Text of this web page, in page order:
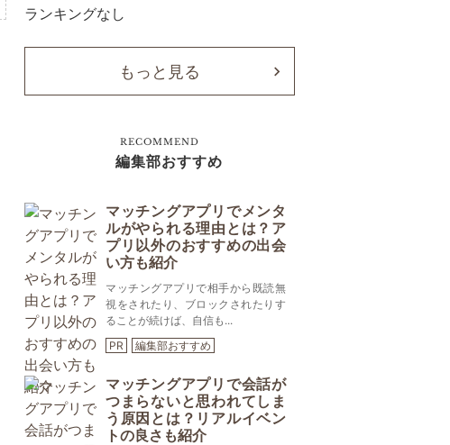
ランキングなし
もっと見る
RECOMMEND
編集部おすすめ
マッチングアプリでメンタ
ルがやられる理由とは？ア
プリ以外のおすすめの出会
い方も紹介
マッチングアプリで相手から既読無
視をされたり、ブロックされたりす
ることが続けば、自信も...
PR
編集部おすすめ
マッチングアプリで会話が
つまらないと思われてしま
う原因とは？リアルイベン
トの良さも紹介